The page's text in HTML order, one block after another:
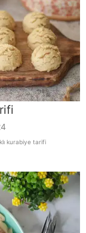
kurabiye tarifi